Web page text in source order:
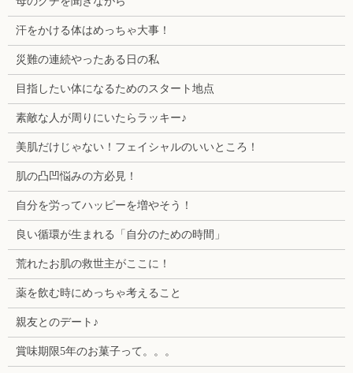
汗をかける体はめっちゃ大事！
災難の連続やったある日の私
目指したい体になるためのスタート地点
素敵な人が周りにいたらラッキー♪
美肌だけじゃない！フェイシャルのいいところ！
肌の凸凹悩みの方必見！
自分を労ってハッピーを増やそう！
良い循環が生まれる「自分のための時間」
荒れたお肌の救世主がここに！
薬を飲む時にめっちゃ考えること
親友とのデート♪
賞味期限5年のお菓子って。。。